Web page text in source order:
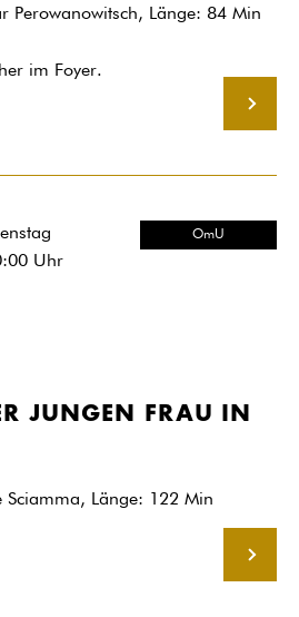
Perowanowitsch, Länge: 84 Min
im Foyer.
Uhr
OmU
JUNGEN FRAU IN
Sciamma, Länge: 122 Min